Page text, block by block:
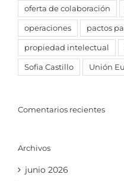
oferta de colaboración
operaciones pactos
propiedad intelectual
Sofia Castillo Unión
Comentarios recientes
Archivos
junio 2026